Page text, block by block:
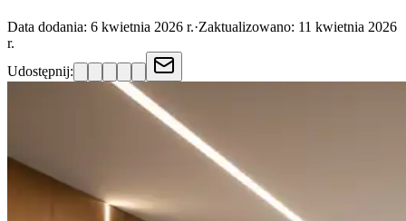
Data dodania: 6 kwietnia 2026 r.·Zaktualizowano: 11 kwietnia 2026
r.
Udostępnij: